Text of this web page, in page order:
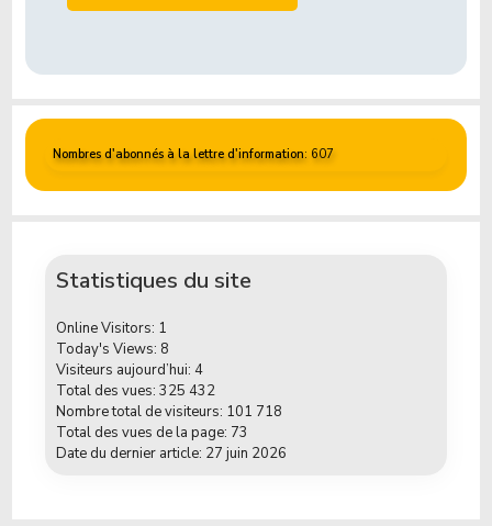
Nombres d'abonnés à la lettre d'information: 607
Statistiques du site
Online Visitors: 1
Today's Views: 8
Visiteurs aujourd’hui: 4
Total des vues:325 432
Nombre total de visiteurs: 101 718
Total des vues de la page: 73
Date du dernier article: 27 juin 2026